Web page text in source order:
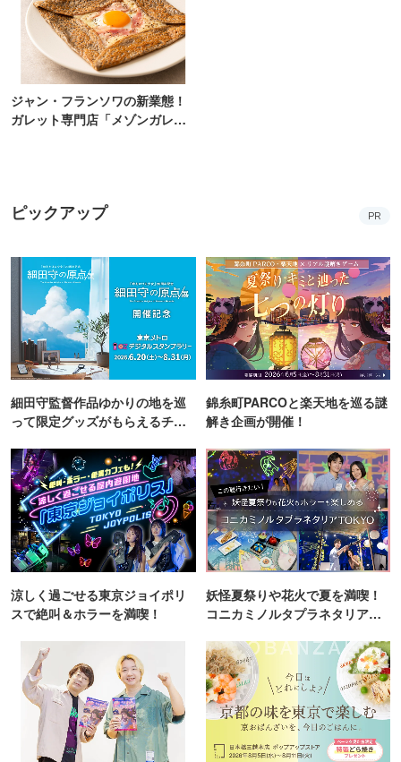
ジャン・フランソワの新業態！
ガレット専門店「メゾンガレッ
ピックアップ PR
細田守監督作品ゆかりの地を巡
って限定グッズがもらえるチャ
錦糸町PARCOと楽天地を巡る謎
解き企画が開催！
涼しく過ごせる東京ジョイポリ
スで絶叫＆ホラーを満喫！
妖怪夏祭りや花火で夏を満喫！
コニカミノルタプラネタリア